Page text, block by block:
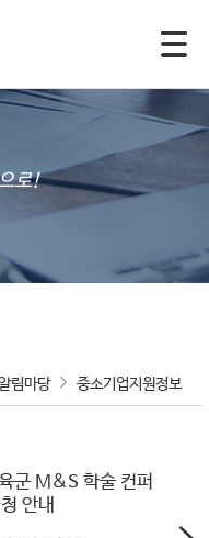
로!
림마당 중소기업지원정보
군 M&S 학술 컨퍼
안내